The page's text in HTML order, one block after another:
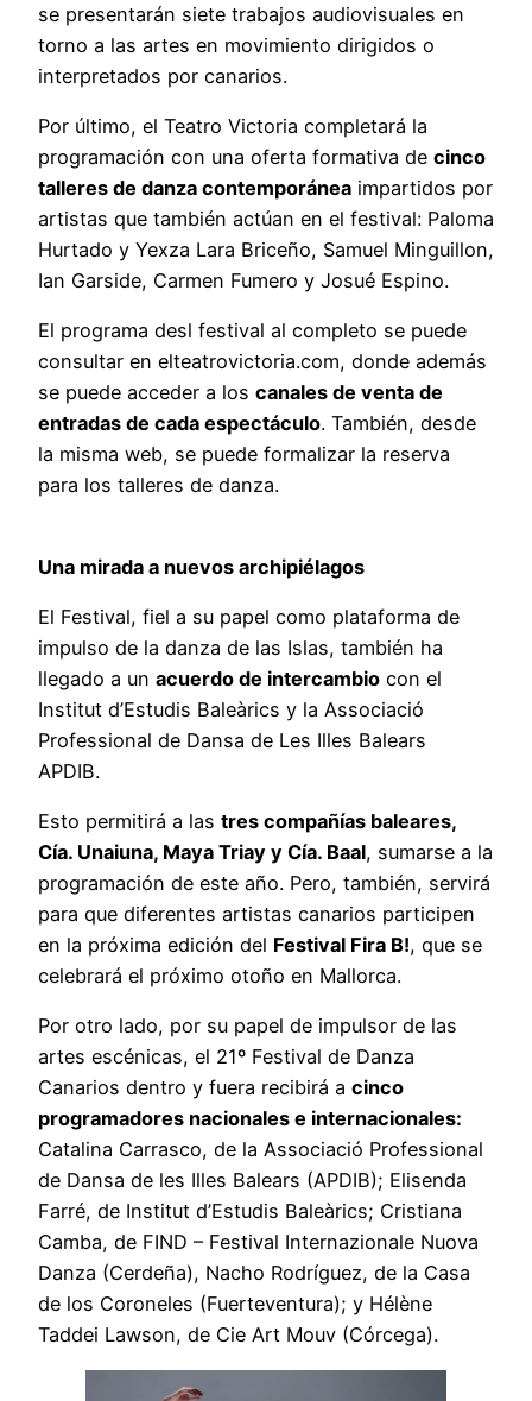
se presentarán siete trabajos audiovisuales en
torno a las artes en movimiento dirigidos o
interpretados por canarios.
Por último, el Teatro Victoria completará la
programación con una oferta formativa de cinco
talleres de danza contemporánea impartidos por
artistas que también actúan en el festival: Paloma
Hurtado y Yexza Lara Briceño, Samuel Minguillon,
Ian Garside, Carmen Fumero y Josué Espino.
El programa desl festival al completo se puede
consultar en elteatrovictoria.com, donde además
se puede acceder a los canales de venta de
entradas de cada espectáculo. También, desde
la misma web, se puede formalizar la reserva
para los talleres de danza.
Una mirada a nuevos archipiélagos
El Festival, fiel a su papel como plataforma de
impulso de la danza de las Islas, también ha
llegado a un acuerdo de intercambio con el
Institut d’Estudis Baleàrics y la Associació
Professional de Dansa de Les Illes Balears
APDIB.
Esto permitirá a las tres compañías baleares,
Cía. Unaiuna, Maya Triay y Cía. Baal, sumarse a la
programación de este año. Pero, también, servirá
para que diferentes artistas canarios participen
en la próxima edición del Festival Fira B!, que se
celebrará el próximo otoño en Mallorca.
Por otro lado, por su papel de impulsor de las
artes escénicas, el 21º Festival de Danza
Canarios dentro y fuera recibirá a cinco
programadores nacionales e internacionales:
Catalina Carrasco, de la Associació Professional
de Dansa de les Illes Balears (APDIB); Elisenda
Farré, de Institut d’Estudis Baleàrics; Cristiana
Camba, de FIND – Festival Internazionale Nuova
Danza (Cerdeña), Nacho Rodríguez, de la Casa
de los Coroneles (Fuerteventura); y Hélène
Taddei Lawson, de Cie Art Mouv (Córcega).